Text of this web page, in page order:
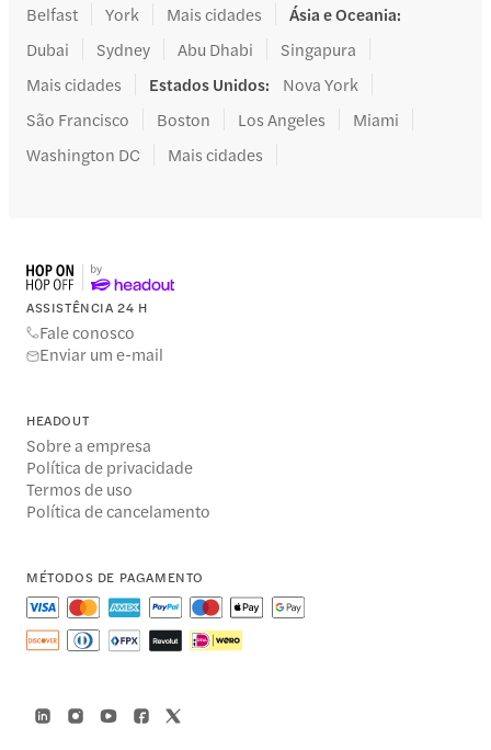
Belfast
York Mais cidades Ásia e Oceania:
Dubai
Sydney Abu Dhabi
Singapura
Mais cidades
Estados Unidos:
Nova York
São Francisco
Boston Los Angeles
Miami
Washington DC
Mais cidades
ASSISTÊNCIA 24 H
Fale conosco
Enviar um e-mail
HEADOUT
Sobre a empresa
Política de privacidade
Termos de uso
Política de cancelamento
MÉTODOS DE PAGAMENTO